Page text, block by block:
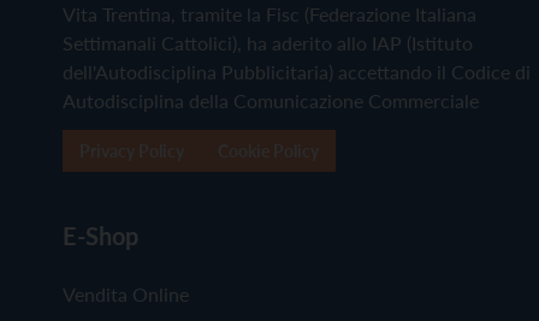
Vita Trentina, tramite la Fisc (Federazione Italiana
Settimanali Cattolici), ha aderito allo IAP (Istituto
dell'Autodisciplina Pubblicitaria) accettando il Codice di
Autodisciplina della Comunicazione Commerciale
E-Shop
Vendita Online